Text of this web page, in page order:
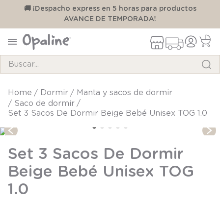
🚚 ¡Despacho express en 5 horas para productos
AVANCE DE TEMPORADA!
dormir
manta y sacos de dormir
saco de dormir
Set 3 Sacos De Dormir Beige Bebé Unisex TOG 1.0
Set 3 Sacos De Dormir
Beige Bebé Unisex TOG
1.0
TÉRMINOS MÁS BUSCADOS
1.
pijama
4.
body
5.
panty
6.